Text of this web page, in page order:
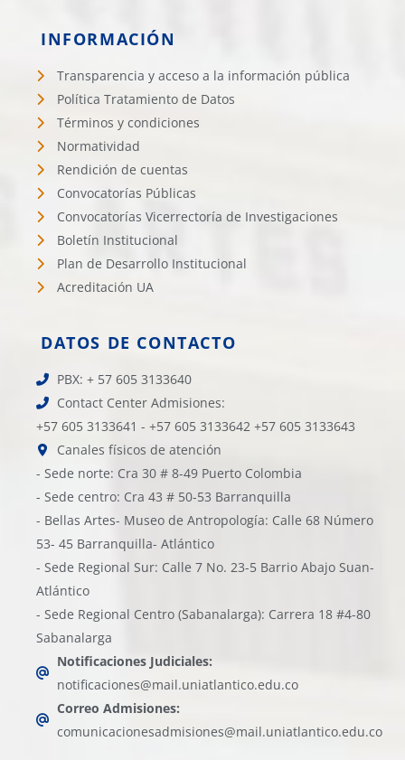
INFORMACIÓN
Transparencia y acceso a la información pública
Política Tratamiento de Datos
Términos y condiciones
Normatividad
Rendición de cuentas
Convocatorías Públicas
Convocatorías Vicerrectoría de Investigaciones
Boletín Institucional
Plan de Desarrollo Institucional
Acreditación UA
DATOS DE CONTACTO
PBX: + 57 605 3133640
Contact Center Admisiones:
+57 605 3133641 - +57 605 3133642 +57 605 3133643
Canales físicos de atención
- Sede norte: Cra 30 # 8-49 Puerto Colombia
- Sede centro: Cra 43 # 50-53 Barranquilla
- Bellas Artes- Museo de Antropología: Calle 68 Número
53- 45 Barranquilla- Atlántico
- Sede Regional Sur: Calle 7 No. 23-5 Barrio Abajo Suan-
Atlántico
- Sede Regional Centro (Sabanalarga): Carrera 18 #4-80
Sabanalarga
Notificaciones Judiciales:
notificaciones@mail.uniatlantico.edu.co
Correo Admisiones:
comunicacionesadmisiones@mail.uniatlantico.edu.co